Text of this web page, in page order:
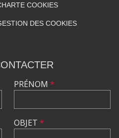
COOKIES
DES COOKIES
PRÉNOM *
OBJET *